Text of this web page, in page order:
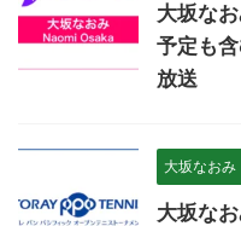
大坂な
予定も
放送
大坂なおみ
大坂な